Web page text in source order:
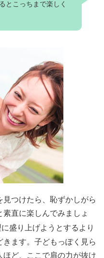
とこっちまで楽しく
つけたら、恥ずかしがら
直に楽しんでみましょ
盛り上げようとするより
ます。子どもっぽく見ら
ど、ここで肩の力が抜け